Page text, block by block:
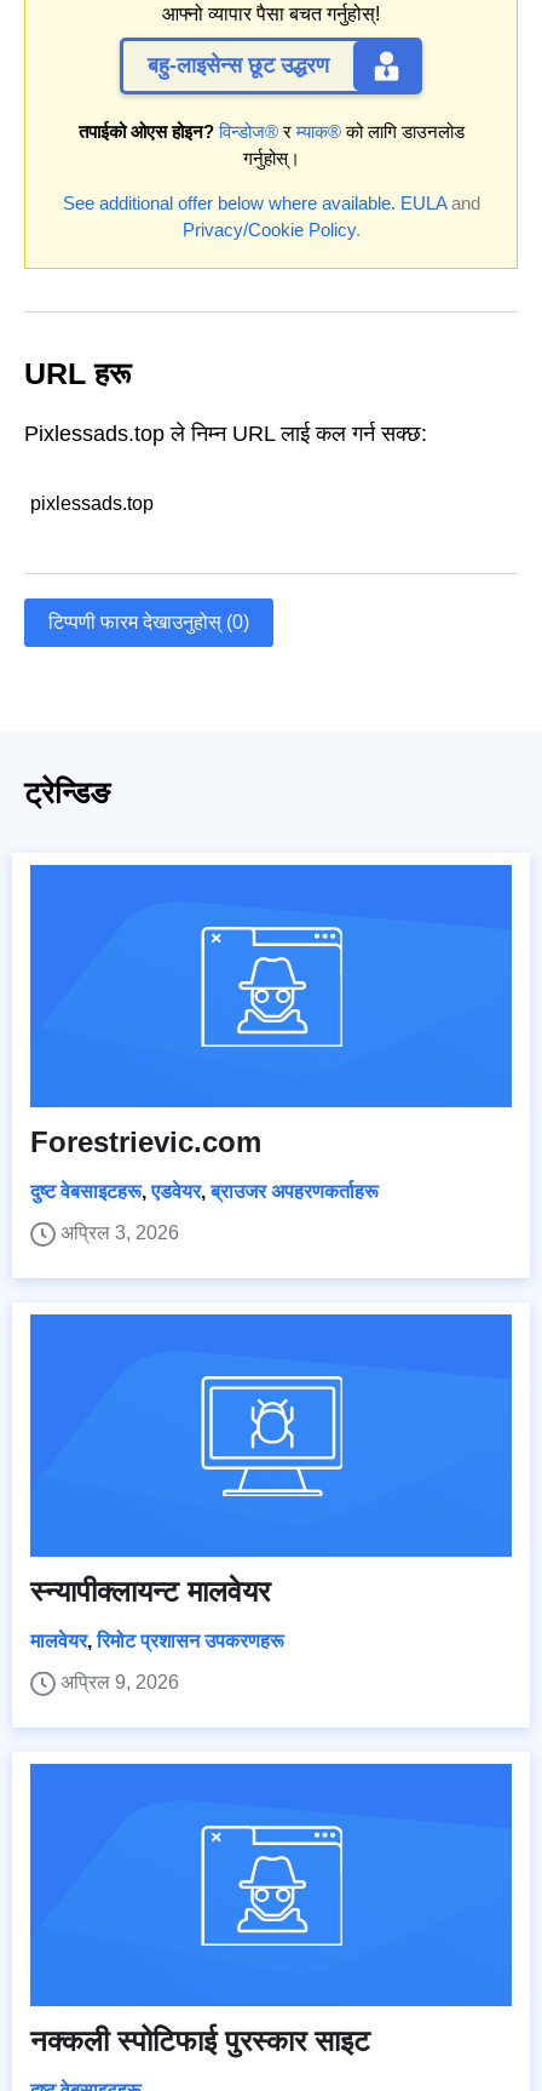
आफ्नो व्यापार पैसा बचत गर्नुहोस्!
बहु-लाइसेन्स छूट उद्धरण
तपाईको ओएस होइन? विन्डोज®रम्याक®को लागि डाउनलोड
गर्नुहोस्।
See additional offer below where available. EULAand
Privacy/Cookie Policy.
URL हरू
Pixlessads.top ले निम्न URL लाई कल गर्न सक्छ:
pixlessads.top
टिप्पणी फारम देखाउनुहोस् (0)
ट्रेन्डिङ
Forestrievic.com
दुष्ट वेबसाइटहरू,एडवेयर,ब्राउजर अपहरणकर्ताहरू
अप्रिल 3, 2026
स्न्यापीक्लायन्ट मालवेयर
मालवेयर,रिमोट प्रशासन उपकरणहरू
अप्रिल 9, 2026
नक्कली स्पोटिफाई पुरस्कार साइट